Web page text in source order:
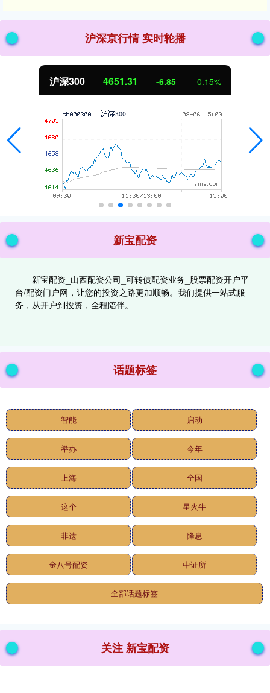
沪深京行情 实时轮播
沪深300 4651.31 -6.85 -0.15%
新宝配资
新宝配资_山西配资公司_可转债配资业务_股票配资开户平
台/配资门户网，让您的投资之路更加顺畅。我们提供一站式服
务，从开户到投资，全程陪伴。
话题标签
智能 启动
举办 今年
上海 全国
这个 星火牛
非遗 降息
金八号配资 中证所
全部话题标签
关注 新宝配资